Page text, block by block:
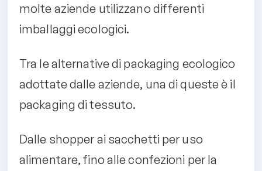
molte aziende utilizzano differenti
imballaggi ecologici.
Tra le alternative di packaging ecologico
adottate dalle aziende, una di queste è il
packaging di tessuto.
Dalle shopper ai sacchetti per uso
alimentare, fino alle confezioni per la